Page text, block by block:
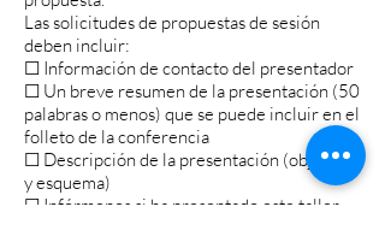
Las solicitudes de propuestas de sesión
deben incluir:
☐ Información de contacto del presentador
☐ Un breve resumen de la presentación (50
palabras o menos) que se puede incluir en el
folleto de la conferencia
☐ Descripción de la presentación (objetivos
y esquema)
☐ Infórmenos si ha presentado este taller